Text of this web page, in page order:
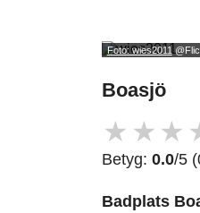
Foto: wies2011
Boasjö
★ ★ ★
Betyg: 0.0/5
Badplats